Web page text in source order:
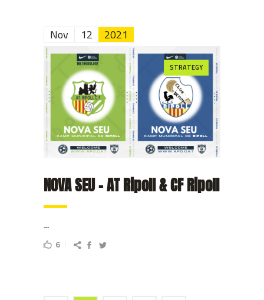
Nov 12 2021
STRATEGY
NOVA SEU – AT Ripoll & CF Ripoll
...
6